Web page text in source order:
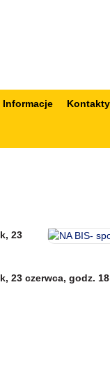
Informacje Kontakty
23
23 czerwca, godz.